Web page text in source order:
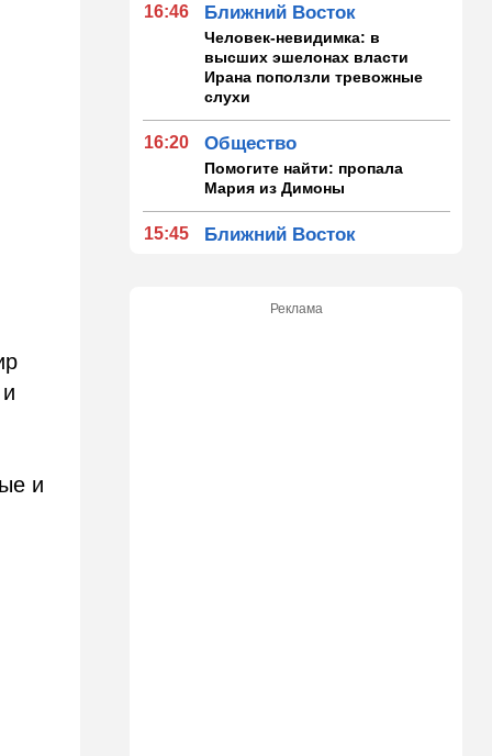
и
16:46 Ближний Восток
Человек-невидимка: в
высших эшелонах власти
Ирана поползли тревожные
слухи
16:20 Общество
Помогите найти: пропала
Мария из Димоны
15:45 Ближний Восток
"исламский НАТО"
Реклама